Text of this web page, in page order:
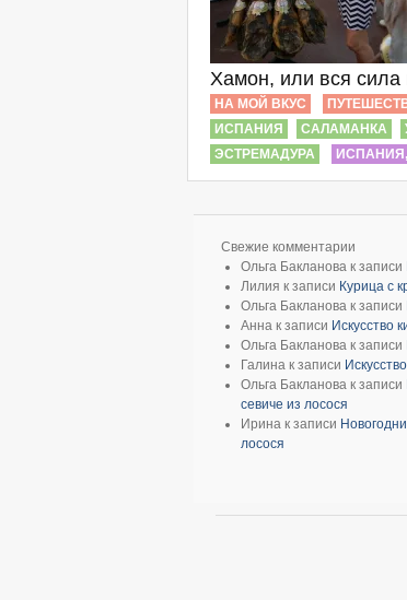
Хамон, или вся сила
НА МОЙ ВКУС
ИСПАНИЯ
САЛАМАНКА
ЭСТРЕМАДУРА
ИСПАНИЯ,
Свежие комментарии
Ольга Бакланова к записи
Лилия к записи Курица с
Ольга Бакланова к записи
Анна к записи Искусство
Ольга Бакланова к записи
Галина к записи
Ольга Бакланова к записи
севиче из лосося
Ирина к записи
лосося